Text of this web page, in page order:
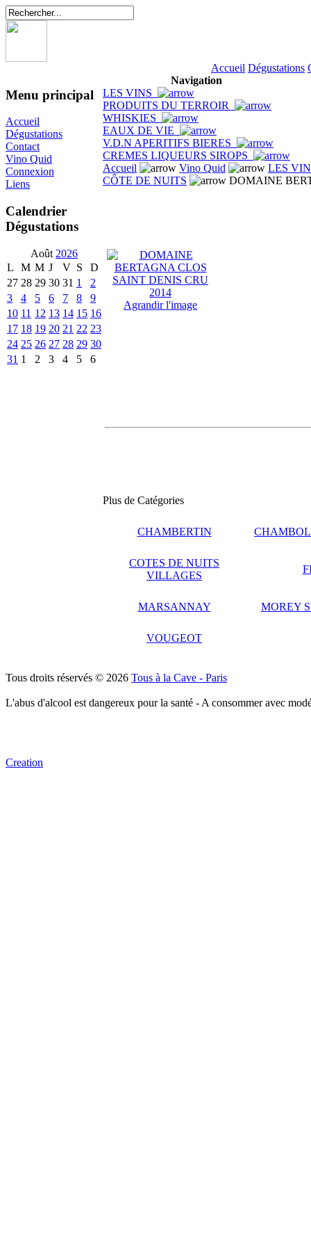
Accueil Dégustations
Menu principal
Accueil
Dégustations
Contact
Vino Quid
Connexion
Liens
Calendrier
Dégustations
Août 2026
L
M M J V S
D
27 28 29 30 31 1
2
3
4 5 6 7 8
9
10 11 12 13 14 15 16
17 18 19 20 21 22 23
24 25 26 27 28 29 30
31 1 2 3 4 5 6
Navigation
LES VINS
PRODUITS DU TERROIR
WHISKIES
EAUX DE VIE
V.D.N APERITIFS BIERES
CREMES LIQUEURS SIROPS
Accueil
Vino Quid
LES
CÔTE DE NUITS
DOMAINE
Agrandir l'image
Plus de Catégories
CHAMBERTIN
COTES DE NUITS
VILLAGES
MARSANNAY MOREY
VOUGEOT
Tous droits réservés © 2026 Tous à la Cave - Paris
L'abus d'alcool est dangereux pour la santé - A consommer avec
Creation